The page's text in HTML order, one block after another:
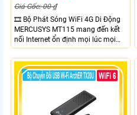
Giá Gốc: 00 ₫
🎞 Bộ Phát Sóng WiFi 4G Di Động
MERCUSYS MT115 mang đến kết
nối Internet ổn định mọi lúc mọi
nơi với tốc độ 4G LTE tải xuống lên
đến 150Mbps. Chuẩn WiFi 6
AX300, pin 2400mAh hoạt động
đến 10 giờ và khả năng kết nối